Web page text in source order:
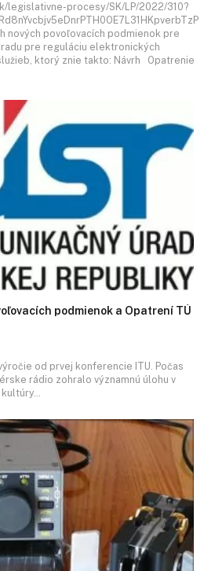
legislativne-procesy/SK/LP/2022/310?
nových povoľovacích podmienok pre
pre reguláciu elektronických
ktorý znie takto: Návrh Opatrenie
podmienok a Opatrení TÚ
od prvej konferencie ITU. Počas
rádio zohralo významnú úlohu v